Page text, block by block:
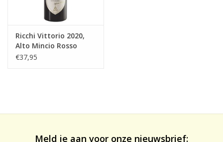
Ricchi Vittorio 2020,
Alto Mincio Rosso
€37,95
Meld je aan voor onze nieuwsbrief: